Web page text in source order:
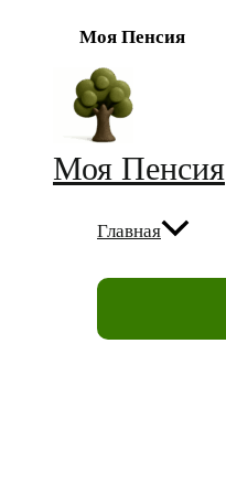
Моя Пенсия
содержимому
Моя Пенсия
Главная